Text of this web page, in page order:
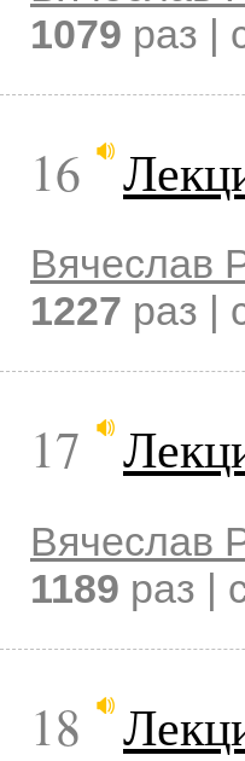
1079 раз |
16
Вячеслав
1227 раз |
17
Вячеслав
1189 раз |
18